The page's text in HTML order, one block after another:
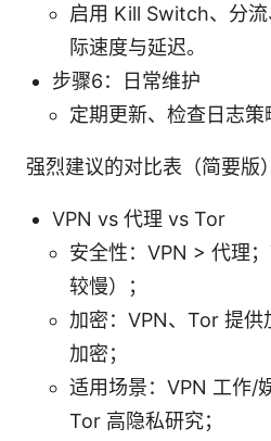
启用 Kill Switch、分
际速度与延迟。
步骤6：日常维护
定期更新、检查日志策
强烈建议的对比表（简要版）
VPN vs 代理 vs Tor
安全性：VPN > 代理
较慢）；
加密：VPN、Tor 提供
加密；
适用场景：VPN 工作/
Tor 高隐私研究；